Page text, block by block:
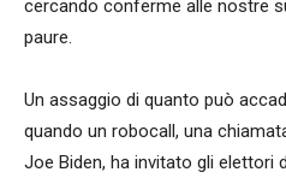
cercando conferme alle nostre
paure.
Un assaggio di quanto può
quando un robocall, una
Joe Biden, ha invitato gli elettori